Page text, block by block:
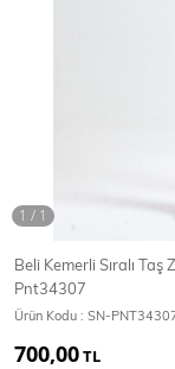
T-Shirt
BODY
Beli Kemerli Sıralı
Pnt34307
Ürün Kodu : SN-
700,00TL